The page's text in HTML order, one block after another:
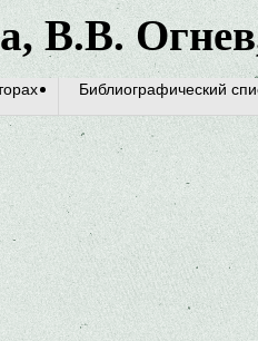
В.В.
Библиографический